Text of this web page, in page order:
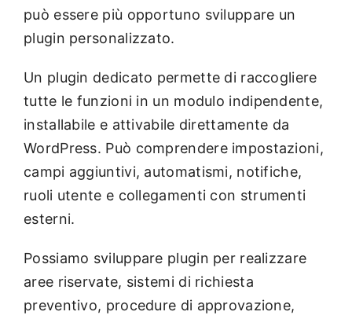
può essere più opportuno sviluppare un
plugin personalizzato.
Un plugin dedicato permette di raccogliere
tutte le funzioni in un modulo indipendente,
installabile e attivabile direttamente da
WordPress. Può comprendere impostazioni,
campi aggiuntivi, automatismi, notifiche,
ruoli utente e collegamenti con strumenti
esterni.
Possiamo sviluppare plugin per realizzare
aree riservate, sistemi di richiesta
preventivo, procedure di approvazione,